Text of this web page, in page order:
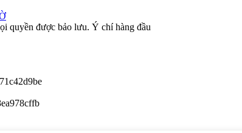
quyền được bảo lưu. Ý chí hàng đầu